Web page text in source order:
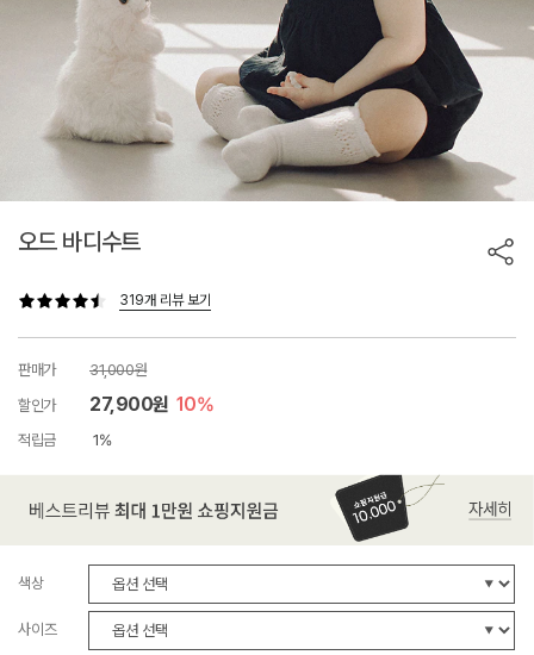
오드 바디수트
319개 리뷰 보기
판매가
31,000원
할인가
27,900원 10%
적립금 1%
색상
사이즈